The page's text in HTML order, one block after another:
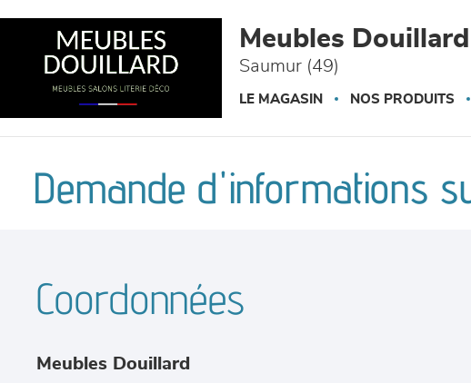
Meubles Douillard
Saumur (49)
LE MAGASIN NOS PRODUITS
Demande d'informations
Coordonnées
Meubles Douillard